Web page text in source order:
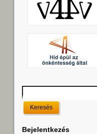
Keresés űrlap
Bejelentkezés